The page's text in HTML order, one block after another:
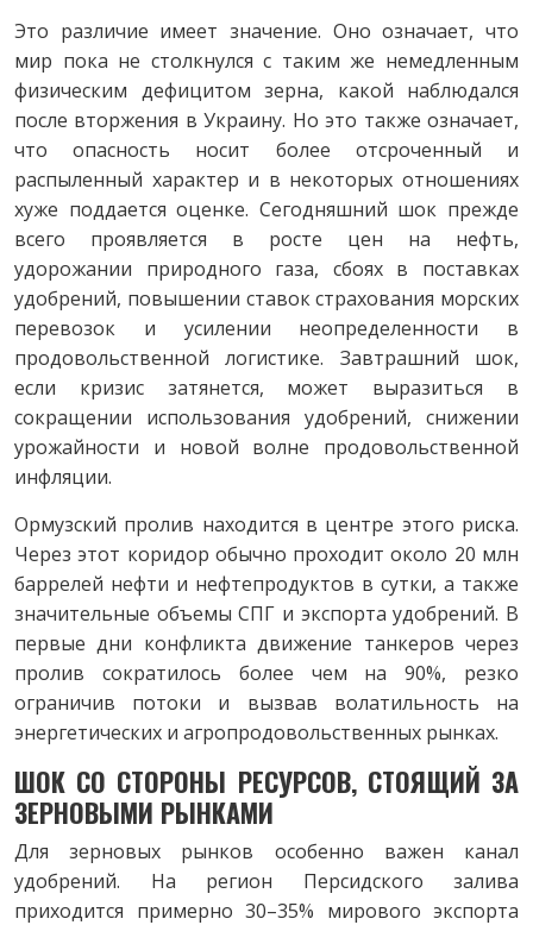
Это различие имеет значение. Оно означает, что
мир пока не столкнулся с таким же немедленным
физическим дефицитом зерна, какой наблюдался
после вторжения в Украину. Но это также означает,
что опасность носит более отсроченный и
распыленный характер и в некоторых отношениях
хуже поддается оценке. Сегодняшний шок прежде
всего проявляется в росте цен на нефть,
удорожании природного газа, сбоях в поставках
удобрений, повышении ставок страхования морских
перевозок и усилении неопределенности в
продовольственной логистике. Завтрашний шок,
если кризис затянется, может выразиться в
сокращении использования удобрений, снижении
урожайности и новой волне продовольственной
инфляции.
Ормузский пролив находится в центре этого риска.
Через этот коридор обычно проходит около 20 млн
баррелей нефти и нефтепродуктов в сутки, а также
значительные объемы СПГ и экспорта удобрений. В
первые дни конфликта движение танкеров через
пролив сократилось более чем на 90%, резко
ограничив потоки и вызвав волатильность на
энергетических и агропродовольственных рынках.
ШОК СО СТОРОНЫ РЕСУРСОВ, СТОЯЩИЙ ЗА
ЗЕРНОВЫМИ РЫНКАМИ
Для зерновых рынков особенно важен канал
удобрений. На регион Персидского залива
приходится примерно 30–35% мирового экспорта